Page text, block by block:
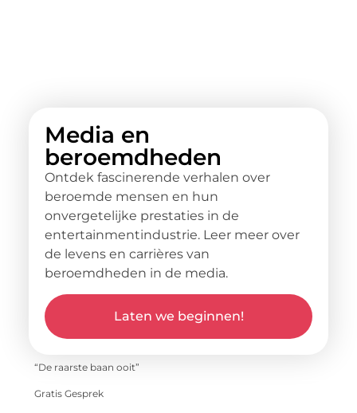
Media en
beroemdheden
Ontdek fascinerende verhalen over
beroemde mensen en hun
onvergetelijke prestaties in de
entertainmentindustrie. Leer meer over
de levens en carrières van
beroemdheden in de media.
Laten we beginnen!
“De raarste baan ooit”
Gratis Gesprek